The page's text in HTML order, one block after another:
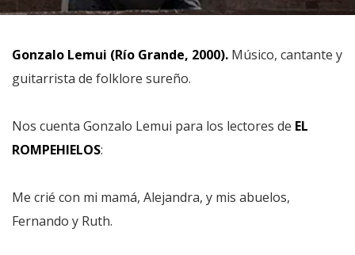
Gonzalo Lemui (Río Grande, 2000). Músico, cantante y
guitarrista de folklore sureño.
Nos cuenta Gonzalo Lemui para los lectores de EL
ROMPEHIELOS:
Me crié con mi mamá, Alejandra, y mis abuelos,
Fernando y Ruth.